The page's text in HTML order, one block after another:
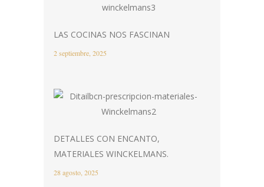
LAS COCINAS NOS FASCINAN
2 septiembre, 2025
DETALLES CON ENCANTO,
MATERIALES WINCKELMANS.
28 agosto, 2025